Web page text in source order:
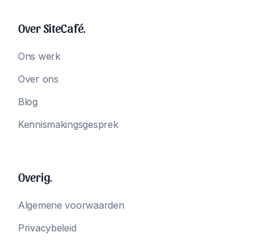
Over SiteCafé.
Ons werk
Over ons
Blog
Kennismakingsgesprek
Overig.
Algemene voorwaarden
Privacybeleid